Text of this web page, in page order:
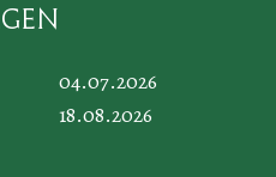
04.07.2026
18.08.2026